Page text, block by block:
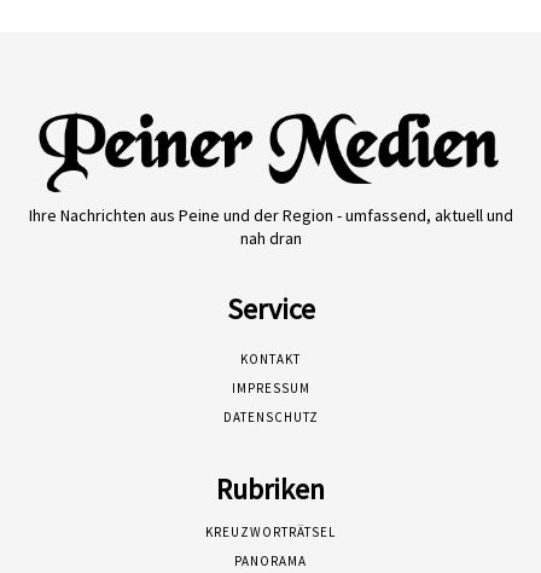
Ihre Nachrichten aus Peine und der Region - umfassend, aktuell und
nah dran
Service
KONTAKT
IMPRESSUM
DATENSCHUTZ
Rubriken
KREUZWORTRÄTSEL
PANORAMA